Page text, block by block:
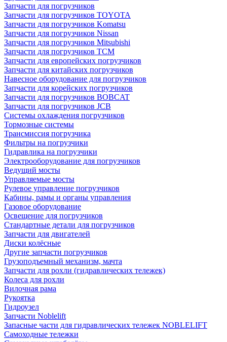
Запчасти для погрузчиков
Запчасти для погрузчиков TOYOTA
Запчасти для погрузчиков Komatsu
Запчасти для погрузчиков Nissan
Запчасти для погрузчиков Mitsubishi
Запчасти для погрузчиков TCM
Запчасти для европейских погрузчиков
Запчасти для китайских погрузчиков
Навесное оборудование для погрузчиков
Запчасти для корейских погрузчиков
Запчасти для погрузчиков BOBCAT
Запчасти для погрузчиков JCB
Системы охлаждения погрузчиков
Тормозные системы
Трансмиссия погрузчика
Фильтры на погрузчики
Гидравлика на погрузчики
Электрооборудование для погрузчиков
Ведущий мосты
Управляемые мосты
Рулевое управление погрузчиков
Кабины, рамы и органы управления
Газовое оборудование
Освещение для погрузчиков
Стандартные детали для погрузчиков
Запчасти для двигателей
Диски колёсные
Другие запчасти погрузчиков
Грузоподъемный механизм, мачта
Запчасти для рохли (гидравлических тележек)
Колеса для рохли
Вилочная рама
Рукоятка
Гидроузел
Запчасти Noblelift
Запасные части для гидравлических тележек NOBLELIFT
Самоходные тележки